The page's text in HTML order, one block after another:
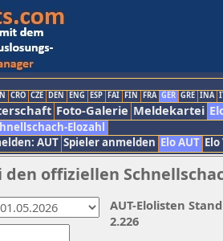
CRO CZE DEN ENG ESP FAI FIN FRA GER GRE INA
Foto-Galerie Meldekartei
Elozahl
AUT Spieler anmelden Elo AUT
offiziellen
AUT-Elolisten
2.226